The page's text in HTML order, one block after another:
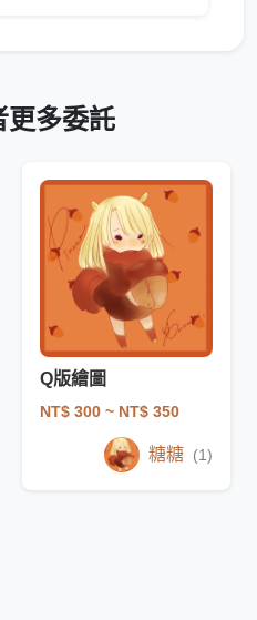
更多委託
Q版繪圖
NT$ 300 ~ NT$ 350
糖糖 (1)